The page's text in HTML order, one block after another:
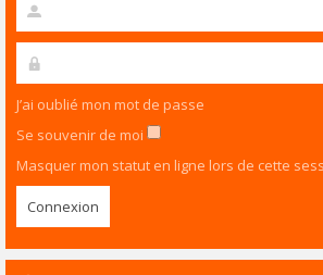
J’ai oublié mon mot de passe
Se souvenir de moi
Masquer mon statut en ligne lors de cette